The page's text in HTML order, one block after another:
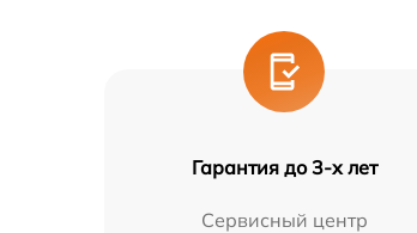
Гарантия до 3-х лет
Сервисный центр